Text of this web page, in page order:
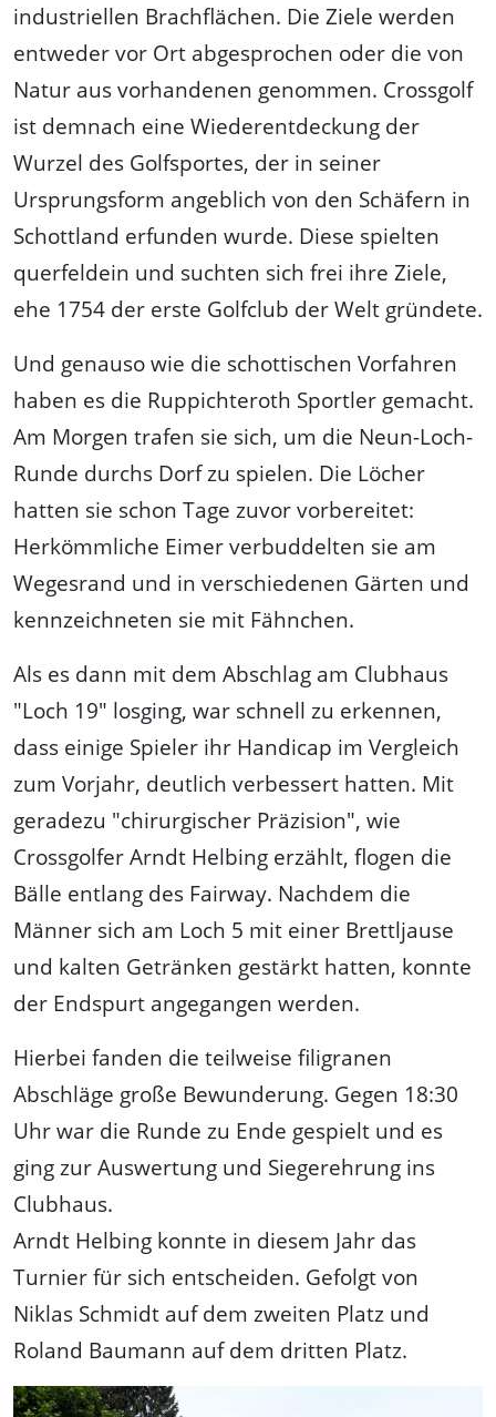
industriellen Brachflächen. Die Ziele werden
entweder vor Ort abgesprochen oder die von
Natur aus vorhandenen genommen. Crossgolf
ist demnach eine Wiederentdeckung der
Wurzel des Golfsportes, der in seiner
Ursprungsform angeblich von den Schäfern in
Schottland erfunden wurde. Diese spielten
querfeldein und suchten sich frei ihre Ziele,
ehe 1754 der erste Golfclub der Welt gründete.
Und genauso wie die schottischen Vorfahren
haben es die Ruppichteroth Sportler gemacht.
Am Morgen trafen sie sich, um die Neun-Loch-
Runde durchs Dorf zu spielen. Die Löcher
hatten sie schon Tage zuvor vorbereitet:
Herkömmliche Eimer verbuddelten sie am
Wegesrand und in verschiedenen Gärten und
kennzeichneten sie mit Fähnchen.
Als es dann mit dem Abschlag am Clubhaus
"Loch 19" losging, war schnell zu erkennen,
dass einige Spieler ihr Handicap im Vergleich
zum Vorjahr, deutlich verbessert hatten. Mit
geradezu "chirurgischer Präzision", wie
Crossgolfer Arndt Helbing erzählt, flogen die
Bälle entlang des Fairway. Nachdem die
Männer sich am Loch 5 mit einer Brettljause
und kalten Getränken gestärkt hatten, konnte
der Endspurt angegangen werden.
Hierbei fanden die teilweise filigranen
Abschläge große Bewunderung. Gegen 18:30
Uhr war die Runde zu Ende gespielt und es
ging zur Auswertung und Siegerehrung ins
Clubhaus.
Arndt Helbing konnte in diesem Jahr das
Turnier für sich entscheiden. Gefolgt von
Niklas Schmidt auf dem zweiten Platz und
Roland Baumann auf dem dritten Platz.